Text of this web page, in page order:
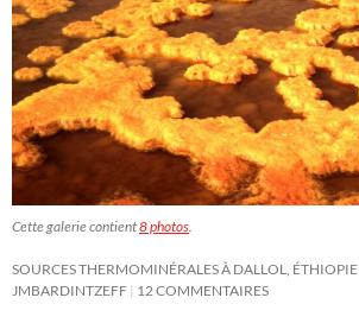
Cette galerie contient8 photos.
SOURCES THERMOMINÉRALES À DALLOL, ÉTHIOPIE
JMBARDINTZEFF 12 COMMENTAIRES